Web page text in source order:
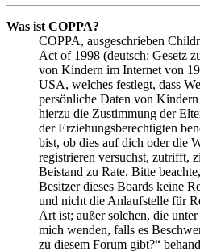
Was ist COPPA?
COPPA, ausgeschrieben
Act of 1998 (deutsch: Gesetz
von Kindern im Internet von
USA, welches festlegt, dass
persönliche Daten von Kindern
hierzu die Zustimmung der
der Erziehungsberechtigten
bist, ob dies auf dich oder die
registrieren versuchst, zutrifft,
Beistand zu Rate. Bitte
Besitzer dieses Boards keine
und nicht die Anlaufstelle für
Art ist; außer solchen, die
mich wenden, falls es
zu diesem Forum gibt?“